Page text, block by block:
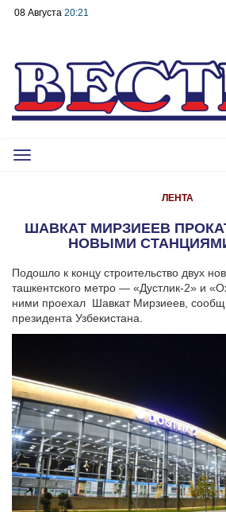
08 Августа 20:21
Toggle
ЛЕНТА
ШАВКАТ МИРЗИЕЕВ
НОВЫМИ
Подошло к концу строительство двух
ташкентского метро — «Дустлик-2» и
ними проехал Шавкат Мирзиеев,
президента Узбекистана.